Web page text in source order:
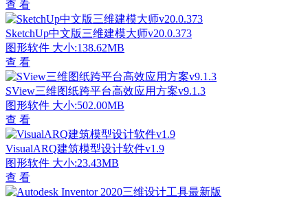
查 看
SketchUp中文版三维建模大师v20.0.373
图形软件 大小:138.62MB
查 看
SView三维图纸跨平台高效应用方案v9.1.3
图形软件 大小:502.00MB
查 看
VisualARQ建筑模型设计软件v1.9
图形软件 大小:23.43MB
查 看